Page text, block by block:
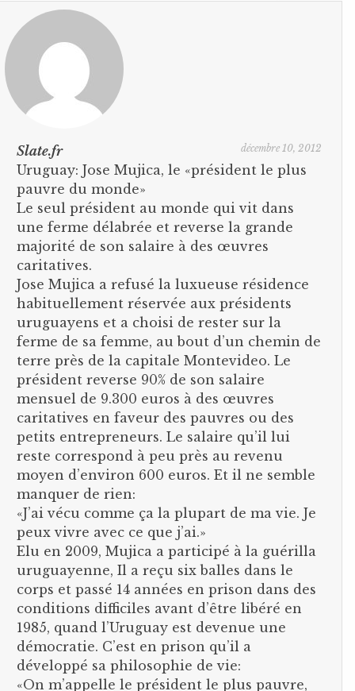
Slate.fr décembre 10, 2012
Uruguay: Jose Mujica, le «président le plus
pauvre du monde»
Le seul président au monde qui vit dans
une ferme délabrée et reverse la grande
majorité de son salaire à des œuvres
caritatives.
Jose Mujica a refusé la luxueuse résidence
habituellement réservée aux présidents
uruguayens et a choisi de rester sur la
ferme de sa femme, au bout d’un chemin de
terre près de la capitale Montevideo. Le
président reverse 90% de son salaire
mensuel de 9.300 euros à des œuvres
caritatives en faveur des pauvres ou des
petits entrepreneurs. Le salaire qu’il lui
reste correspond à peu près au revenu
moyen d’environ 600 euros. Et il ne semble
manquer de rien:
«J’ai vécu comme ça la plupart de ma vie. Je
peux vivre avec ce que j’ai.»
Elu en 2009, Mujica a participé à la guérilla
uruguayenne, Il a reçu six balles dans le
corps et passé 14 années en prison dans des
conditions difficiles avant d’être libéré en
1985, quand l’Uruguay est devenue une
démocratie. C’est en prison qu’il a
développé sa philosophie de vie:
«On m’appelle le président le plus pauvre,